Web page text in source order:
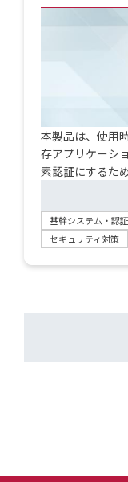
本製品は、使用
存アプリケーシ
素認証にするた
基幹システム・認
セキュリティ対策